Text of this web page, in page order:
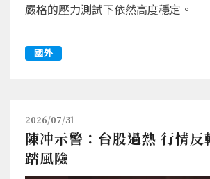
嚴格的壓力測試下依然高度穩定。
國外
2026/07/31
陳冲示警：台股過熱 行情反
踏風險